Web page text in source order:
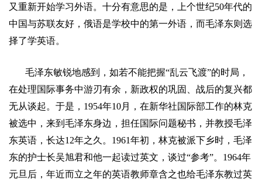
又重新开始学习外语。十分有意思的是，上个世纪50年代的
中国与苏联友好，俄语是学校中的第一外语，而毛泽东则选
择了学英语。
毛泽东敏锐地感到，如若不能把握“乱云飞渡”的时局，
在处理国际事务中游刃有余，新政权的巩固、战后的复兴都
无从谈起。于是， 1954年10月，在新华社国际部工作的林克
被选中，来到毛泽东身边，担任国际问题秘书，并教授毛泽
东英语，长达12年之久。 1961年初，林克被派下乡时，毛泽
东的护士长吴旭君和他一起读过英文，谈过“参考”。 1964年
元旦后，年近而立之年的英语教师章含之也给毛泽东教过英